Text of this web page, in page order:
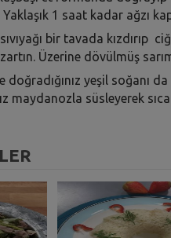
1 saat kadar ağzı
bir tavada kızdırıp
Üzerine dövülmüş
doğradığınız yeşil soğanı
maydanozla süsleyerek